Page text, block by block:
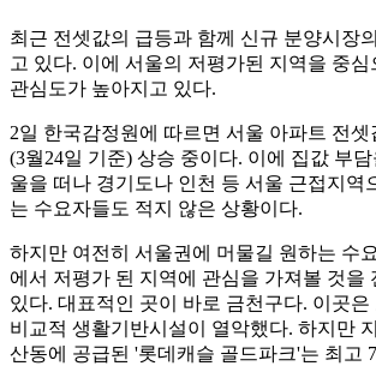
최근 전셋값의 급등과 함께 신규 분양시장
고 있다. 이에 서울의 저평가된 지역을 중심
관심도가 높아지고 있다.
2일 한국감정원에 따르면 서울 아파트 전셋
(3월24일 기준) 상승 중이다. 이에 집값 부
울을 떠나 경기도나 인천 등 서울 근접지역
는 수요자들도 적지 않은 상황이다.
하지만 여전히 서울권에 머물길 원하는 수
에서 저평가 된 지역에 관심을 가져볼 것을
있다. 대표적인 곳이 바로 금천구다. 이곳
비교적 생활기반시설이 열악했다. 하지만
산동에 공급된 '롯데캐슬 골드파크'는 최고